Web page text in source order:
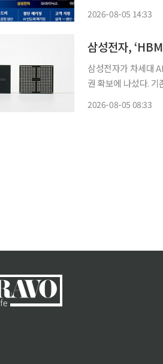
2026-08-05 14:33
삼성전자,
삼성전자가 차세대
권 확보에 나섰다.
2026-08-05 08:33